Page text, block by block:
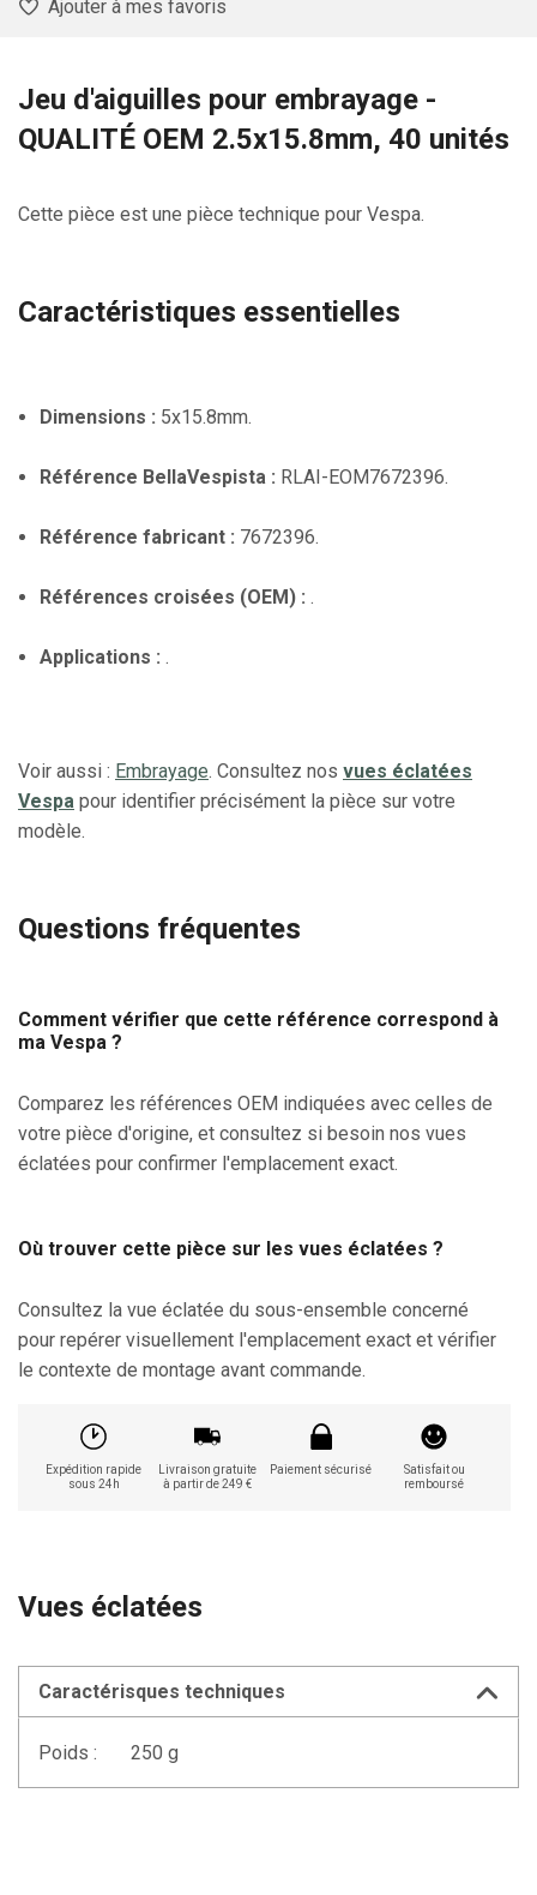
Ajouter à mes favoris
Jeu d'aiguilles pour embrayage -
QUALITÉ OEM 2.5x15.8mm, 40 unités
Cette pièce est une pièce technique pour Vespa.
Caractéristiques essentielles
Dimensions : 5x15.8mm.
Référence BellaVespista : RLAI-EOM7672396.
Référence fabricant : 7672396.
Références croisées (OEM) : .
Applications : .
Voir aussi : Embrayage. Consultez nos vues éclatées
Vespa pour identifier précisément la pièce sur votre
modèle.
Questions fréquentes
Comment vérifier que cette référence correspond à
ma Vespa ?
Comparez les références OEM indiquées avec celles de
votre pièce d'origine, et consultez si besoin nos vues
éclatées pour confirmer l'emplacement exact.
Où trouver cette pièce sur les vues éclatées ?
Consultez la vue éclatée du sous-ensemble concerné
pour repérer visuellement l'emplacement exact et vérifier
le contexte de montage avant commande.
Expédition rapide
sous 24h
Livraison gratuite
à partir de 249 €
Paiement sécurisé
Satisfait ou
remboursé
Vues éclatées
Caractérisques techniques
Poids : 250 g